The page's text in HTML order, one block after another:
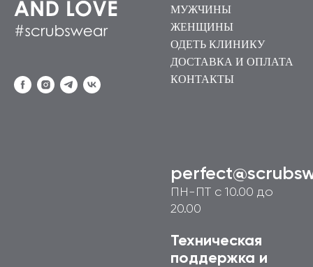
МУЖЧИНЫ
ЖЕНЩИНЫ
ОДЕТЬ КЛИНИКУ
ДОСТАВКА И ОПЛАТА
КОНТАКТЫ
ПН-ПТ с 10.00 до
20.00
Техническая
поддержка и